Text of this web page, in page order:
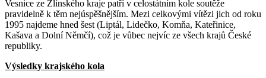
Vesnice ze Zlínského kraje patří v celostátním kole soutěže
pravidelně k těm nejúspěšnějším. Mezi celkovými vítězi jich od roku
1995 najdeme hned šest (Liptál, Lidečko, Komňa, Kateřinice,
Kašava a Dolní Němčí), což je vůbec nejvíc ze všech krajů České
republiky.
Výsledky krajského kola